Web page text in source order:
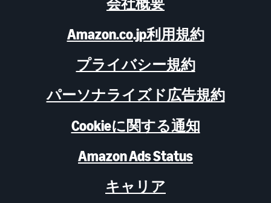
Amazon.co.jp利用規約
プライバシー規約
パーソナライズド広告規約
Cookieに関する通知
Amazon Ads Status
キャリア